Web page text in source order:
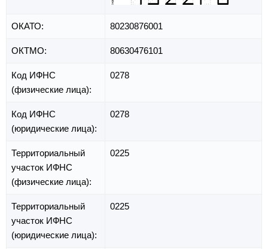
ОКАТО: 80230876001
ОКТМО: 80630476101
Код ИФНС
(физические лица):
0278
Код ИФНС
(юридические лица):
0278
Территориальный
участок ИФНС
(физические лица):
0225
Территориальный
участок ИФНС
(юридические лица):
0225